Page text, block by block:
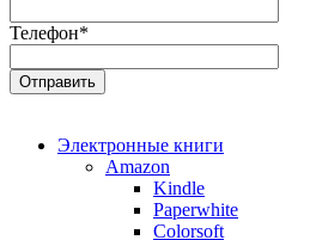
Телефон*
Электронные книги
Amazon
Kindle
Paperwhite
Colorsoft